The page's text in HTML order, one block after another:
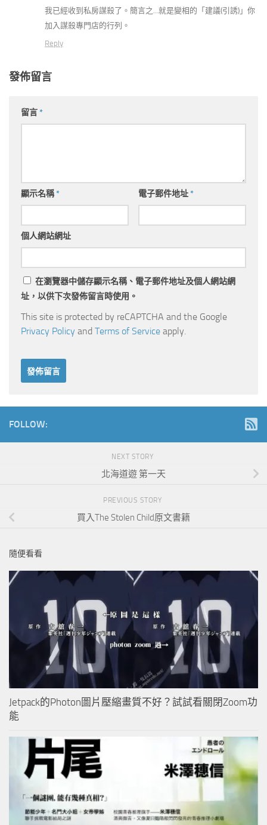
我已經收到私房謀殺了。簡言之…就是變相的「建議(引誘)」你
加入謀殺專門店的行列。
Reply
發佈留言
留言*
顯示名稱* 電子郵件地址*
個人網站網址
在瀏覽器中儲存顯示名稱、電子郵件地址及個人網站網
址，以供下次發佈留言時使用。
This site is protected by reCAPTCHA and the Google
Privacy Policy and Terms of Service apply.
FOLLOW:
NEXT STORY
北海道遊 第一天
PREVIOUS STORY
買入The Stolen Child原文書籍
隨便看看
Jetpack的Photon圖片壓縮畫質不好？試試看關閉Zoom功
能